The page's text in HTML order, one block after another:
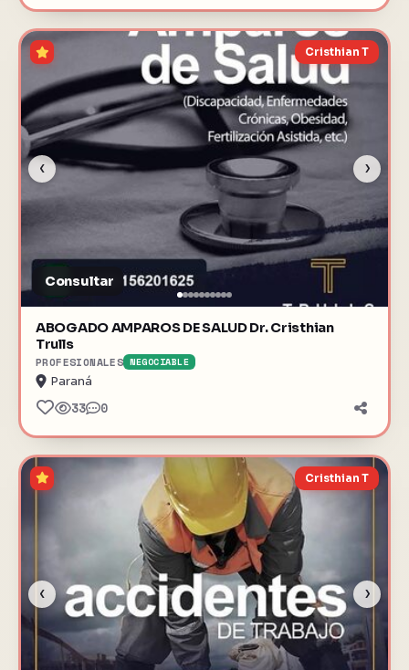
‹ ›
Cristhian T
Consultar
ABOGADO AMPAROS DE SALUD Dr. Cristhian
Trulls
PROFESIONALES NEGOCIABLE
Paraná
33 0
‹ ›
Cristhian T